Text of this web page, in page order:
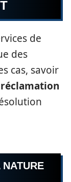
de
des
cas, savoir
réclamation